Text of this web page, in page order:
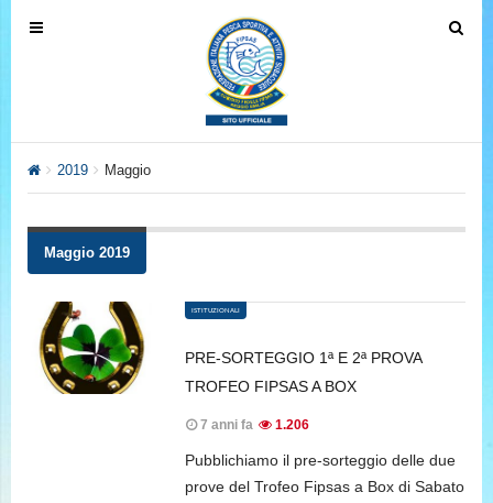
T
v
T
v
2019 Maggio
Maggio 2019
ISTITUZIONALI
PRE-SORTEGGIO 1ª E 2ª PROVA
TROFEO FIPSAS A BOX
7 anni fa 1.206
Pubblichiamo il pre-sorteggio delle due
prove del Trofeo Fipsas a Box di Sabato